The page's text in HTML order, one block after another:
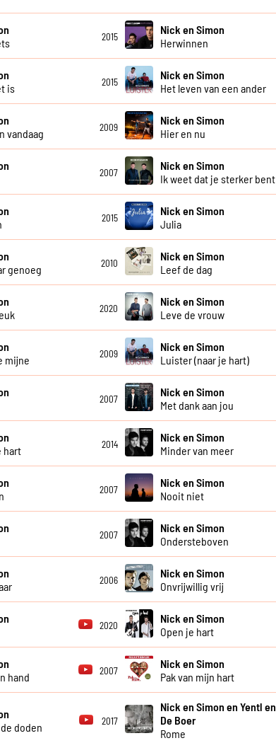
2015
Nick en Simon
Herwinnen
is
2015
Nick en Simon
Het leven van een ander
vandaag
2009
Nick en Simon
Hier en nu
2007
Nick en Simon
Ik weet dat je sterker bent
2015
Nick en Simon
Julia
genoeg
2010
Nick en Simon
Leef de dag
2020
Nick en Simon
Leve de vrouw
mijne
2009
Nick en Simon
Luister (naar je hart)
2007
Nick en Simon
Met dank aan jou
hart
2014
Nick en Simon
Minder van meer
2007
Nick en Simon
Nooit niet
2007
Nick en Simon
Ondersteboven
2006
Nick en Simon
Onvrijwillig vrij
2020
Nick en Simon
Open je hart
hand
2007
Nick en Simon
Pak van mijn hart
doden
2017
Nick en Simon en Yentl en
De Boer
Rome